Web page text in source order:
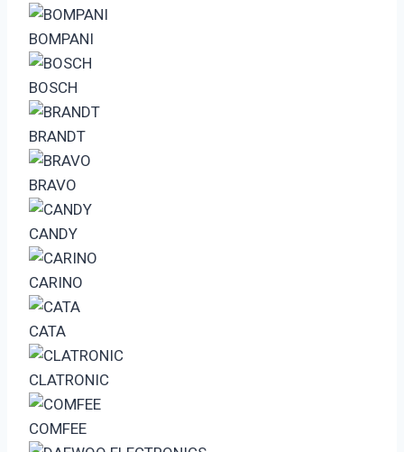
BOMPANI
BOSCH
BRANDT
BRAVO
CANDY
CARINO
CATA
CLATRONIC
COMFEE